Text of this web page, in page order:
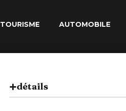
TOURISME AUTOMOBILE
détails